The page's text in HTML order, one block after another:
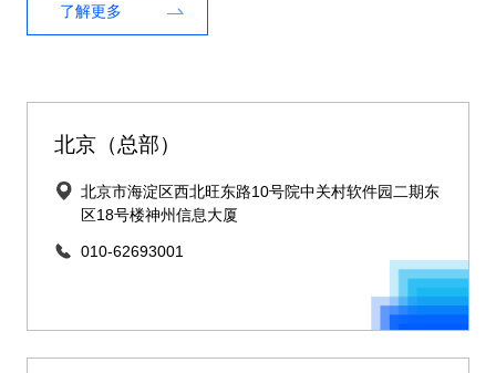
了解更多
北京（总部）
北京市海淀区西北旺东路10号院中关村软件园二期东
区18号楼神州信息大厦
010-62693001